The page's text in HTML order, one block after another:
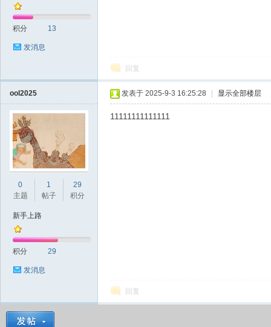
积分 13
发消息
回复
ool2025
0
主题
1
帖子
29
积分
新手上路
积分 29
发消息
发表于 2025-9-3 16:25:28 显示全部楼层
11111111111111
回复